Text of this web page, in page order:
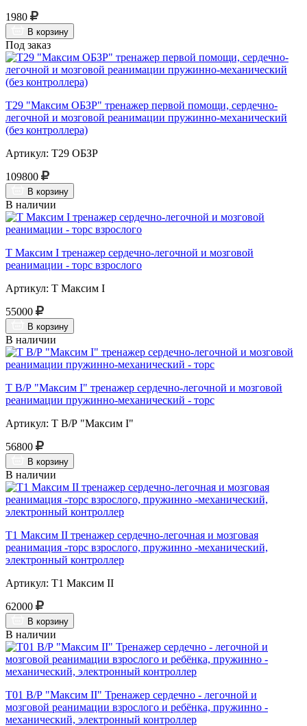
1980
В корзину
Под заказ
Т29 "Максим ОБЗР" тренажер первой помощи, сердечно-
легочной и мозговой реанимации пружинно-механический
(без контроллера)
Артикул: Т29 ОБЗР
109800
В корзину
В наличии
Т Максим I тренажер сердечно-легочной и мозговой
реанимации - торс взрослого
Артикул: Т Максим I
55000
В корзину
В наличии
Т В/Р "Максим I" тренажер сердечно-легочной и мозговой
реанимации пружинно-механический - торс
Артикул: Т В/Р "Максим I"
56800
В корзину
В наличии
Т1 Максим II тренажер сердечно-легочная и мозговая
реанимация -торс взрослого, пружинно -механический,
электронный контроллер
Артикул: Т1 Максим II
62000
В корзину
В наличии
Т01 В/Р "Максим II" Тренажер сердечно - легочной и
мозговой реанимации взрослого и ребёнка, пружинно -
механический, электронный контроллер